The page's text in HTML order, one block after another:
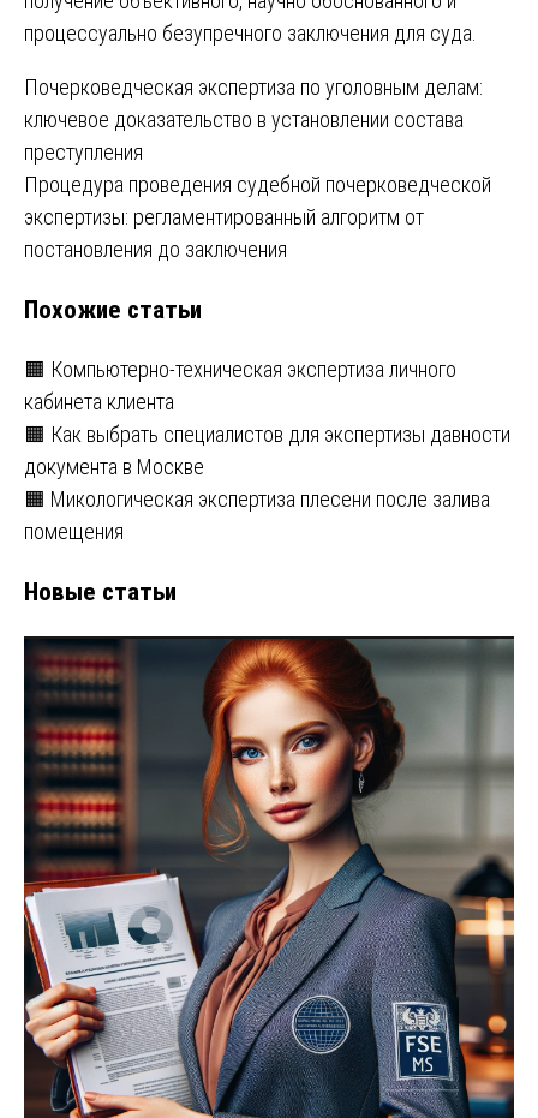
процессуально безупречного заключения для суда.
Навигация
по
записям
Почерковедческая экспертиза по уголовным делам:
ключевое доказательство в установлении состава
преступления
Процедура проведения судебной почерковедческой
экспертизы: регламентированный алгоритм от
постановления до заключения
Похожие статьи
🟧 Компьютерно-техническая экспертиза личного
кабинета клиента
🟧 Как выбрать специалистов для экспертизы давности
документа в Москве
🟧 Микологическая экспертиза плесени после залива
помещения
Новые статьи